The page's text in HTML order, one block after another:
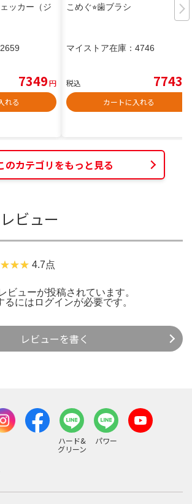
ッカー（ジ
2659
7349円
れる
こめぐ⭐︎歯ブラシ
マイストア在庫： 4746
税込 7743
カートに入れる
のカテゴリをもっと見る
ビュー
4.7点
ビューが投稿されています。
るには ログインが必要です。
レビューを書く
ハード&
グリーン
パワー